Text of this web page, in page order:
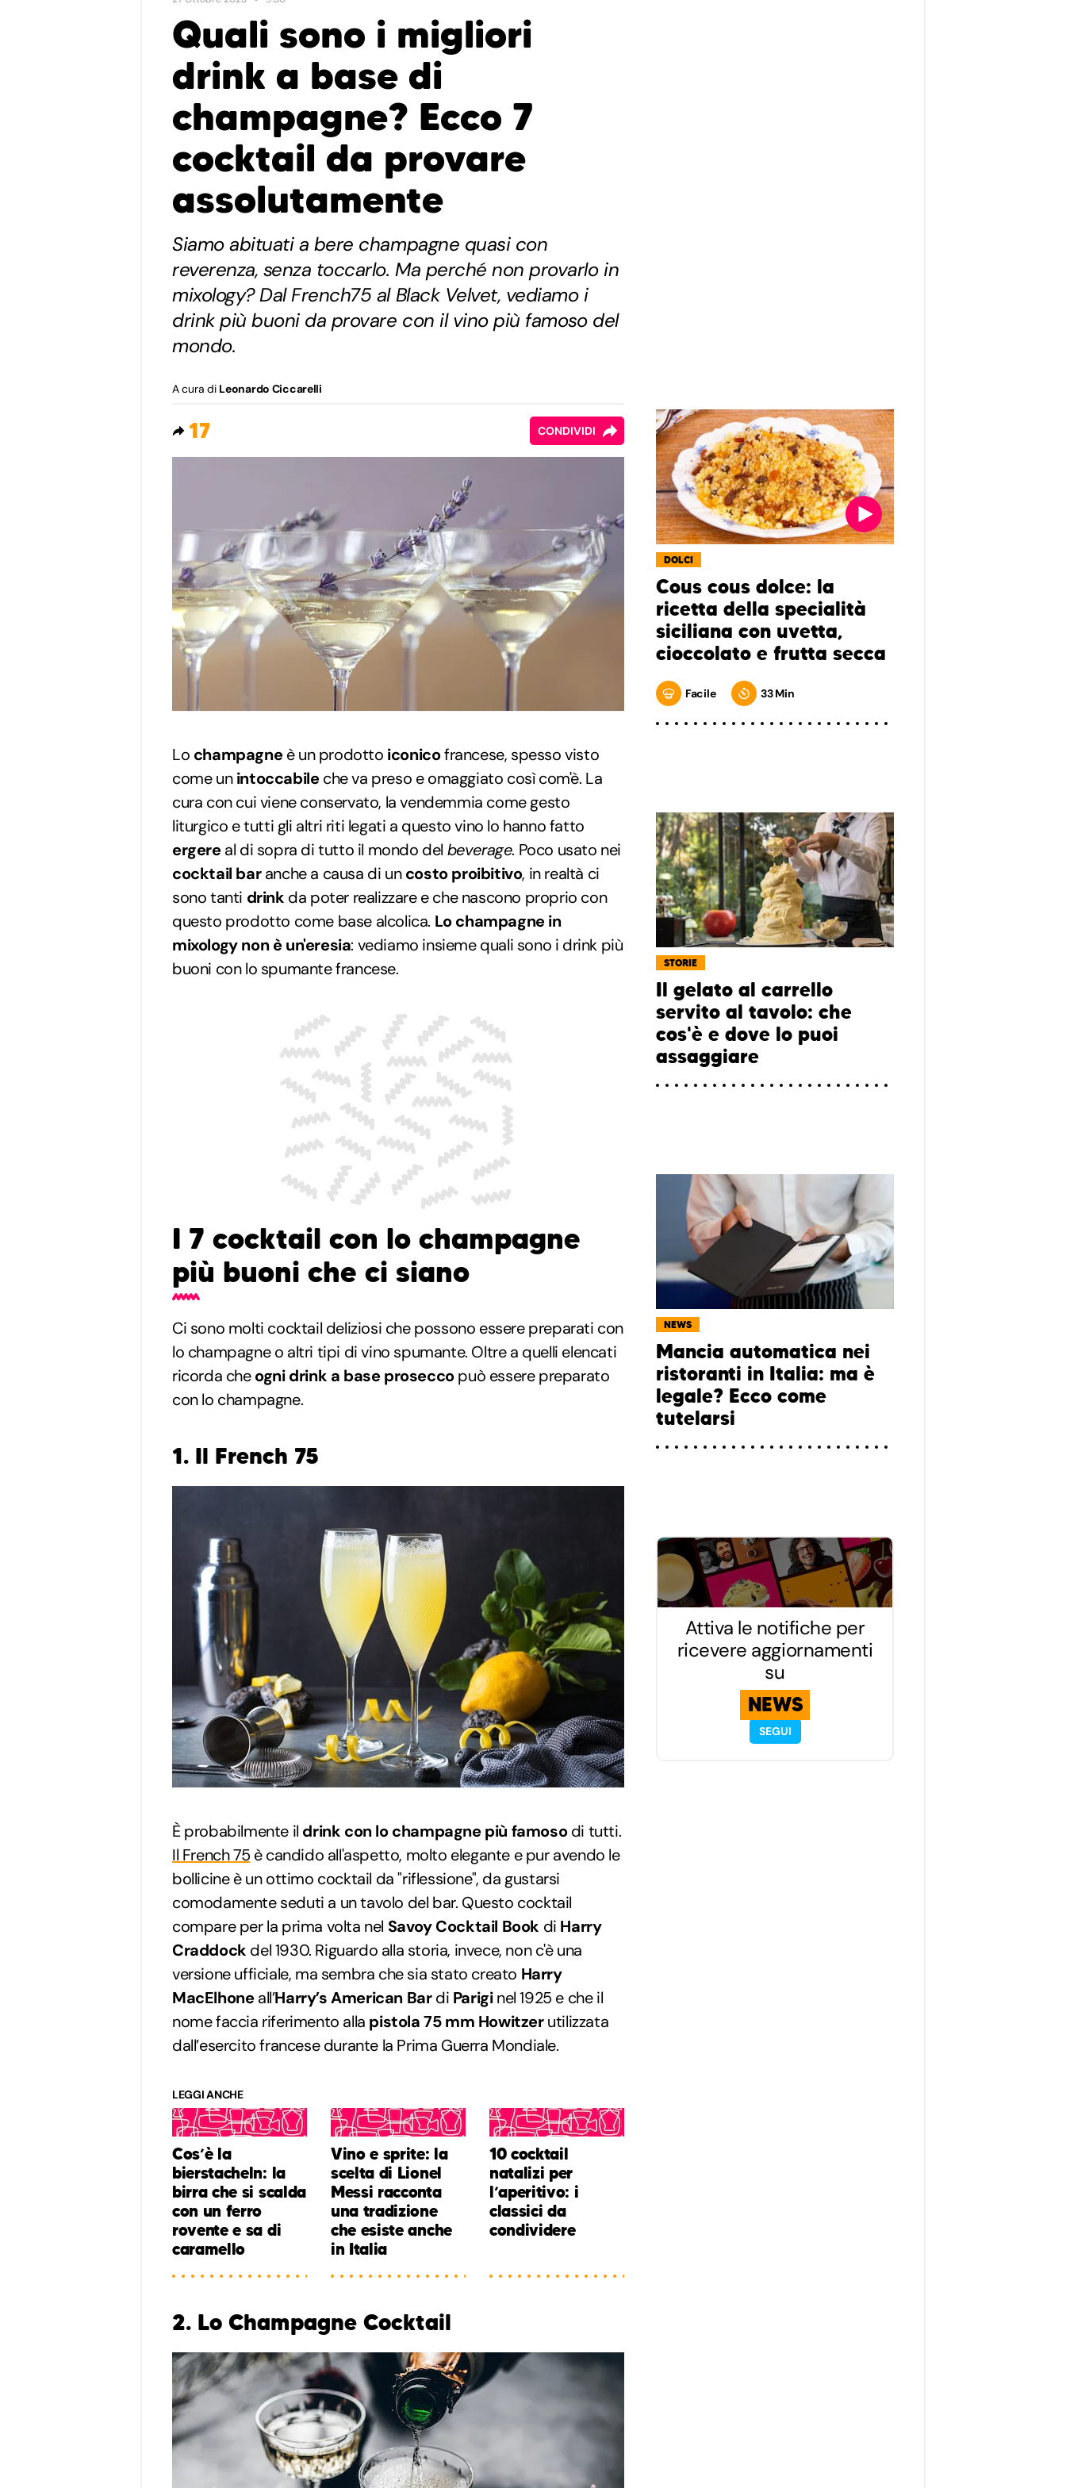
Quali sono i migliori
drink a base di
champagne? Ecco 7
cocktail da provare
assolutamente
Siamo abituati a bere champagne quasi con
reverenza, senza toccarlo. Ma perché non provarlo in
mixology? Dal French75 al Black Velvet, vediamo i
drink più buoni da provare con il vino più famoso del
mondo.
A cura di Leonardo Ciccarelli
17 CONDIVIDI
Lo champagneè un prodotto iconicofrancese, spesso visto
come unintoccabileche va preso e omaggiato così com'è. La
cura con cui viene conservato, la vendemmia come gesto
liturgico e tutti gli altri riti legati a questo vino lo hanno fatto
ergereal di sopra di tutto il mondo del beverage. Poco usato nei
cocktail baranche a causa di uncosto proibitivo, in realtà ci
sono tanti drink da poter realizzare e che nascono proprio con
questo prodotto come base alcolica. Lo champagne in
mixology non è un'eresia: vediamo insieme quali sono i drink più
buoni con lo spumante francese.
I 7 cocktail con lo champagne
più buoni che ci siano
Ci sono molti cocktail deliziosi che possono essere preparati con
lo champagne o altri tipi di vino spumante. Oltre a quelli elencati
ricorda cheogni drink a base proseccopuò essere preparato
con lo champagne.
1. Il French 75
È probabilmente il drink con lo champagne più famosodi tutti.
Il French 75 è candido all'aspetto, molto elegante e pur avendo le
bollicine è un ottimo cocktail da "riflessione", da gustarsi
comodamente seduti a un tavolo del bar. Questo cocktail
compare per la prima volta nel Savoy Cocktail Book di Harry
Craddock del 1930. Riguardo alla storia, invece, non c'è una
versione ufficiale, ma sembra che sia stato creato Harry
MacElhoneall’Harry’s American Bardi Pariginel 1925 e che il
nome faccia riferimento alla pistola 75 mm Howitzerutilizzata
dall’esercito francese durante la Prima Guerra Mondiale.
LEGGI ANCHE
Cos’è la
bierstacheln: la
birra che si scalda
con un ferro
rovente e sa di
caramello
Vino e sprite: la
scelta di Lionel
Messi racconta
una tradizione
che esiste anche
in Italia
10 cocktail
natalizi per
l’aperitivo: i
classici da
condividere
2. Lo Champagne Cocktail
DOLCI
Cous cous dolce: la
ricetta della specialità
siciliana con uvetta,
cioccolato e frutta secca
Facile 33 Min
STORIE
Il gelato al carrello
servito al tavolo: che
cos'è e dove lo puoi
assaggiare
NEWS
Mancia automatica nei
ristoranti in Italia: ma è
legale? Ecco come
tutelarsi
Attiva le notifiche per
ricevere aggiornamenti
su
NEWS
SEGUI